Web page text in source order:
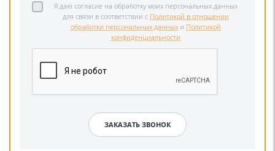
Я даю согласие на обработку моих персональных данных
для связи в соответствии с Политикой в отношении
обработки персональных данных и Политикой
конфиденциальности